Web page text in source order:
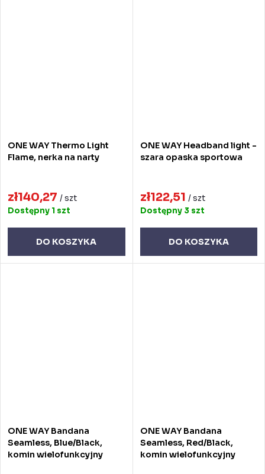
ONE WAY Thermo Light
Flame, nerka na narty
zł140,27 / szt
Dostępny 1 szt
DO KOSZYKA
ONE WAY Headband light -
szara opaska sportowa
zł122,51 / szt
Dostępny 3 szt
DO KOSZYKA
ONE WAY Bandana
Seamless, Blue/Black,
komin wielofunkcyjny
ONE WAY Bandana
Seamless, Red/Black,
komin wielofunkcyjny